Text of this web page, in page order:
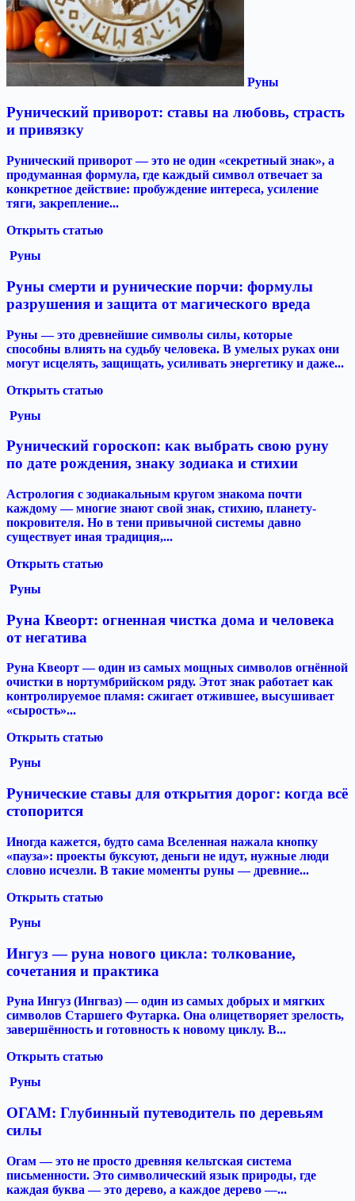
Руны
Рунический приворот: ставы на любовь, страсть
и привязку
Рунический приворот — это не один «секретный знак», а
продуманная формула, где каждый символ отвечает за
конкретное действие: пробуждение интереса, усиление
тяги, закрепление...
Открыть статью
Руны
Руны смерти и рунические порчи: формулы
разрушения и защита от магического вреда
Руны — это древнейшие символы силы, которые
способны влиять на судьбу человека. В умелых руках они
могут исцелять, защищать, усиливать энергетику и даже...
Открыть статью
Руны
Рунический гороскоп: как выбрать свою руну
по дате рождения, знаку зодиака и стихии
Астрология с зодиакальным кругом знакома почти
каждому — многие знают свой знак, стихию, планету-
покровителя. Но в тени привычной системы давно
существует иная традиция,...
Открыть статью
Руны
Руна Квеорт: огненная чистка дома и человека
от негатива
Руна Квеорт — один из самых мощных символов огнённой
очистки в нортумбрийском ряду. Этот знак работает как
контролируемое пламя: сжигает отжившее, высушивает
«сырость»...
Открыть статью
Руны
Рунические ставы для открытия дорог: когда всё
стопорится
Иногда кажется, будто сама Вселенная нажала кнопку
«пауза»: проекты буксуют, деньги не идут, нужные люди
словно исчезли. В такие моменты руны — древние...
Открыть статью
Руны
Ингуз — руна нового цикла: толкование,
сочетания и практика
Руна Ингуз (Ингваз) — один из самых добрых и мягких
символов Старшего Футарка. Она олицетворяет зрелость,
завершённость и готовность к новому циклу. В...
Открыть статью
Руны
ОГАМ: Глубинный путеводитель по деревьям
силы
Огам — это не просто древняя кельтская система
письменности. Это символический язык природы, где
каждая буква — это дерево, а каждое дерево —...